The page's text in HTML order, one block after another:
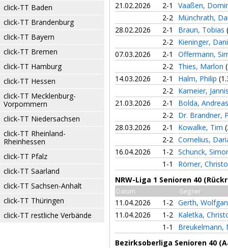
click-TT Baden
click-TT Brandenburg
click-TT Bayern
click-TT Bremen
click-TT Hamburg
click-TT Hessen
click-TT Mecklenburg-
Vorpommern
click-TT Niedersachsen
click-TT Rheinland-
Rheinhessen
click-TT Pfalz
click-TT Saarland
click-TT Sachsen-Anhalt
click-TT Thüringen
click-TT restliche Verbände
21.02.2026
2-1
Vaaßen,
2-2 Münchrath,
28.02.2026
2-1 Braun, Tobias
2-2 Kieninger,
07.03.2026
2-1
Offermann,
2-2 Thies, Marlon
14.03.2026
2-1 Halm, Philip
2-2 Kameier,
21.03.2026
2-1
Bolda,
2-2 Dr. Brandner,
28.03.2026
2-1 Kowalke, Tim
2-2 Cornelius,
16.04.2026
1-2 Schunck,
1-1
Römer,
NRW-Liga 1 Senioren 40
Datum Gegner
11.04.2026 1-2 Gerth,
11.04.2026
1-2 Kaletka,
1-1
Bezirksoberliga Senioren 40